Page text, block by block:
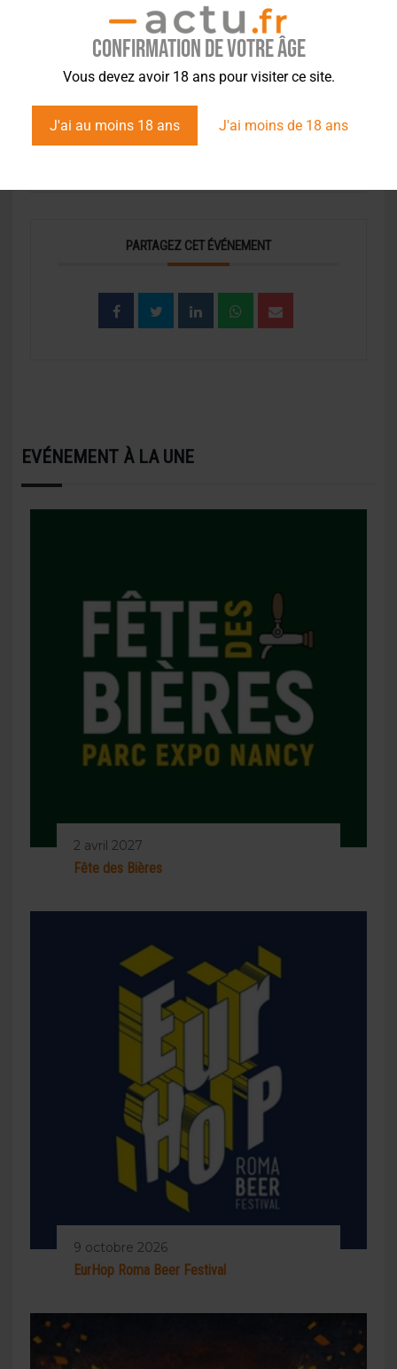
Confirmation de votre âge
Vous devez avoir 18 ans pour visiter ce site.
J'ai au moins 18 ans J'ai moins de 18 ans
ORGANISATEUR
ASSOCIATION BRASSICOL
S'INSCRIRE
PARTAGEZ CET ÉVÉNEMENT
EVÉNEMENT À LA UNE
2 avril 2027
Fête des Bières
9 octobre 2026
EurHop Roma Beer Festival